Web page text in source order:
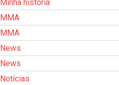
Minha história
MMA
MMA
News
News
Notícias